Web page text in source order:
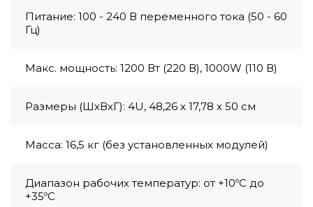
Питание: 100 - 240 В переменного тока (50 - 60
Гц)
Макс. мощность: 1200 Вт (220 В), 1000W (110 В)
Размеры (ШхВхГ): 4U, 48,26 х 17,78 х 50 см
Масса: 16,5 кг (без установленных модулей)
Диапазон рабочих температур: от +10ºC до
+35ºC